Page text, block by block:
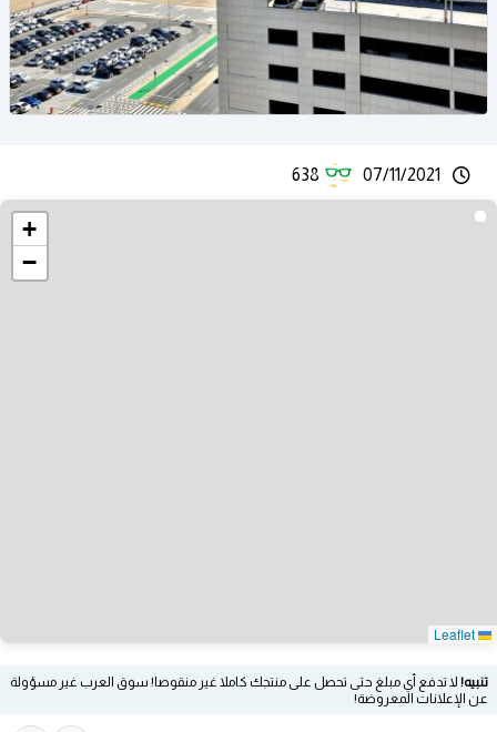
07/11/2021
638
+
−
تنبيه! لا تدفع أي مبلغ حتى تحصل على منتجك كاملا غير منقوصا! سوق العرب غير مسؤولة
عن الإعلانات المعروضة!